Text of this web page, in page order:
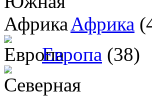
Африка
Европа (38)